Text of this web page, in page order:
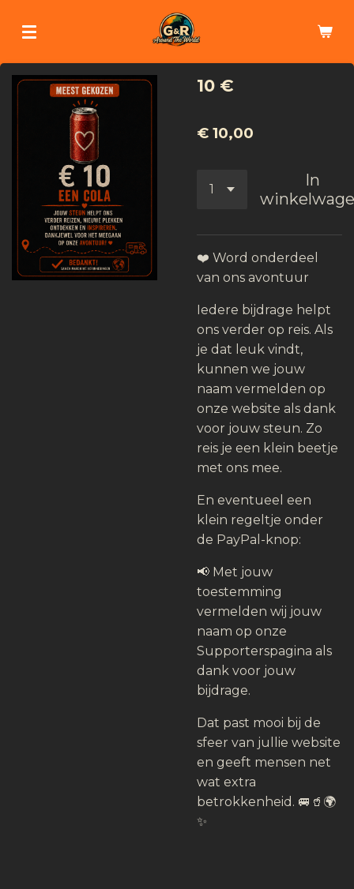
direct
de
hoofdinhoud
10 €
€ 10,00
In
❤️ Word onderdeel
van ons avontuur
Iedere bijdrage helpt
ons verder op reis. Als
je dat leuk vindt,
kunnen we jouw
naam vermelden op
onze website als dank
voor jouw steun. Zo
reis je een klein beetje
met ons mee.
En eventueel een
klein regeltje onder
de PayPal-knop:
📢 Met jouw
toestemming
vermelden wij jouw
naam op onze
Supporterspagina als
dank voor jouw
bijdrage.
Dat past mooi bij de
sfeer van jullie website
en geeft mensen net
wat extra
betrokkenheid. 🚐🥤🌍
✨